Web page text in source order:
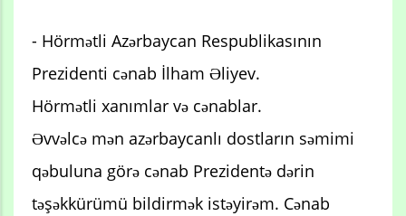
- Hörmətli Azərbaycan Respublikasının
Prezidenti cənab İlham Əliyev.
Hörmətli xanımlar və cənablar.
Əvvəlcə mən azərbaycanlı dostların səmimi
qəbuluna görə cənab Prezidentə dərin
təşəkkürümü bildirmək istəyirəm. Cənab